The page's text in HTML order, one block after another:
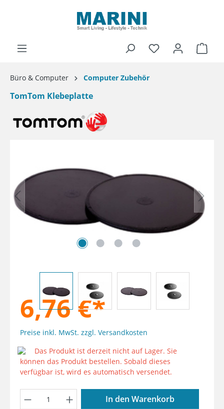
Büro & Computer Computer Zubehör
TomTom Klebeplatte
6,76 €*
Preise inkl. MwSt. zzgl. Versandkosten
Das Produkt ist derzeit nicht auf Lager. Sie
können das Produkt bestellen. Sobald dieses
verfügbar ist, wird es automatisch versendet.
Produkt Anzahl: Gib den
In den Warenkorb